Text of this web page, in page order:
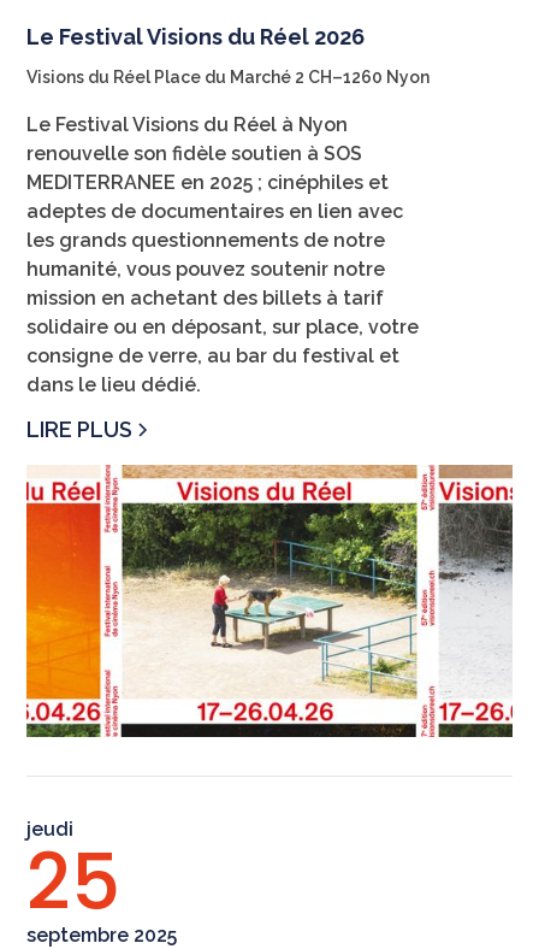
Le Festival Visions du Réel 2026
Visions du Réel Place du Marché 2 CH–1260 Nyon
Le Festival Visions du Réel à Nyon
renouvelle son fidèle soutien à SOS
MEDITERRANEE en 2025 ; cinéphiles et
adeptes de documentaires en lien avec
les grands questionnements de notre
humanité, vous pouvez soutenir notre
mission en achetant des billets à tarif
solidaire ou en déposant, sur place, votre
consigne de verre, au bar du festival et
dans le lieu dédié.
LIRE PLUS
jeudi
25
septembre 2025